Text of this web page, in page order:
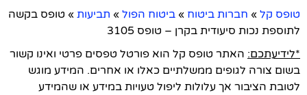
טופס קל » חברות ביטוח » ביטוח הפול » תביעות » טופס בקשה
לתוספת נכות סיעודית בקרן – טופס 3105
*לידיעתכם: האתר טופס קל הוא פורטל טפסים פרטי ואינו קשור
בשום צורה לגופים ממשלתיים כאלו או אחרים. המידע מוגש
לטובת הציבור אך עלולות ליפול טעויות במידע או שהמידע